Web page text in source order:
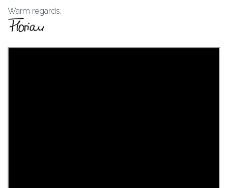
Warm regards,